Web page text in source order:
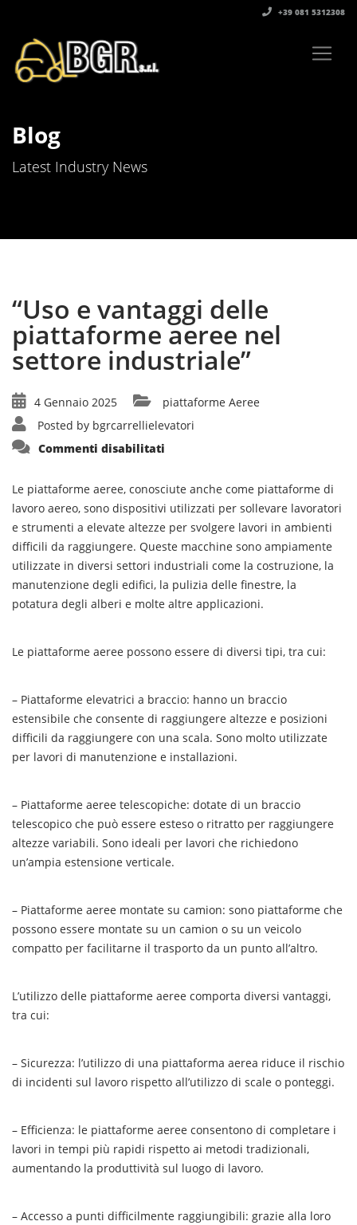
+39 081 5312308‬
Blog
Latest Industry News
“Uso e vantaggi delle
piattaforme aeree nel
settore industriale”
4 Gennaio 2025
piattaforme Aeree
Posted by bgrcarrellielevatori
Commenti disabilitati
delle
aeree
nel
settore
industriale”
Le piattaforme aeree, conosciute anche come piattaforme di
lavoro aereo, sono dispositivi utilizzati per sollevare lavoratori
e strumenti a elevate altezze per svolgere lavori in ambienti
difficili da raggiungere. Queste macchine sono ampiamente
utilizzate in diversi settori industriali come la costruzione, la
manutenzione degli edifici, la pulizia delle finestre, la
potatura degli alberi e molte altre applicazioni.
Le piattaforme aeree possono essere di diversi tipi, tra cui:
– Piattaforme elevatrici a braccio: hanno un braccio
estensibile che consente di raggiungere altezze e posizioni
difficili da raggiungere con una scala. Sono molto utilizzate
per lavori di manutenzione e installazioni.
– Piattaforme aeree telescopiche: dotate di un braccio
telescopico che può essere esteso o ritratto per raggiungere
altezze variabili. Sono ideali per lavori che richiedono
un’ampia estensione verticale.
– Piattaforme aeree montate su camion: sono piattaforme che
possono essere montate su un camion o su un veicolo
compatto per facilitarne il trasporto da un punto all’altro.
L’utilizzo delle piattaforme aeree comporta diversi vantaggi,
tra cui:
– Sicurezza: l’utilizzo di una piattaforma aerea riduce il rischio
di incidenti sul lavoro rispetto all’utilizzo di scale o ponteggi.
– Efficienza: le piattaforme aeree consentono di completare i
lavori in tempi più rapidi rispetto ai metodi tradizionali,
aumentando la produttività sul luogo di lavoro.
– Accesso a punti difficilmente raggiungibili: grazie alla loro